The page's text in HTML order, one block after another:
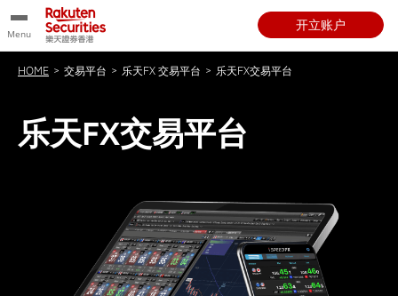
Menu
开立账户
HOME > 交易平台 > 乐天FX 交易平台 > 乐天FX交易平台
乐天FX交易平台